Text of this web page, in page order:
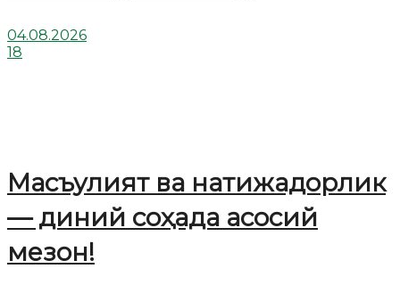
04.08.2026
18
Масъулият ва натижадорлик
— диний соҳада асосий
мезон!